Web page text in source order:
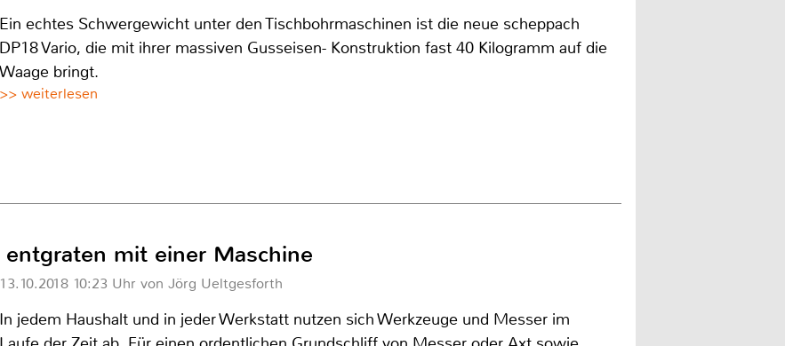
Ein echtes Schwergewicht unter den Tischbohrmaschinen ist die neue scheppach
DP18 Vario, die mit ihrer massiven Gusseisen- Konstruktion fast 40 Kilogramm auf die
Waage bringt.
>> weiterlesen
mit einer Maschine
13.10.2018 10:23 Uhr von Jörg Ueltgesforth
In jedem Haushalt und in jeder Werkstatt nutzen sich Werkzeuge und Messer im